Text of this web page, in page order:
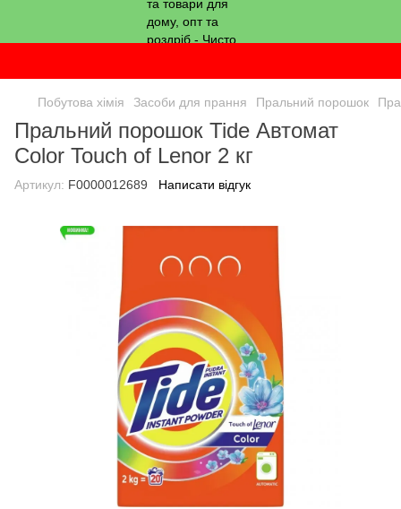
Побутова хімія Засоби для прання Пральний порошок
Пральний порошок Tide Автомат
Color Touch of Lenor 2 кг
Артикул: F0000012689 Написати відгук